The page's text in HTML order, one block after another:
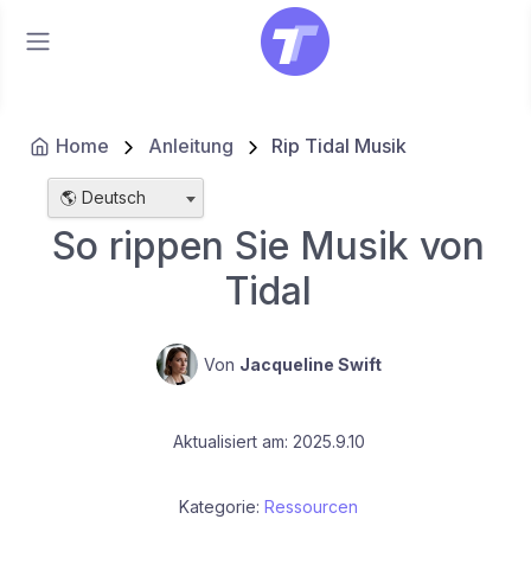
Home Anleitung Rip Tidal Musik
🌎 Deutsch
So rippen Sie Musik von
Tidal
Von Jacqueline Swift
Aktualisiert am: 2025.9.10
Kategorie: Ressourcen